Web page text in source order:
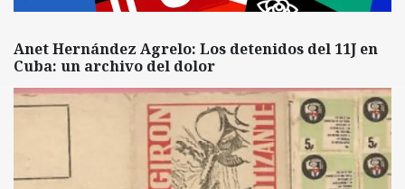
Anet Hernández Agrelo: Los detenidos del 11J en
Cuba: un archivo del dolor